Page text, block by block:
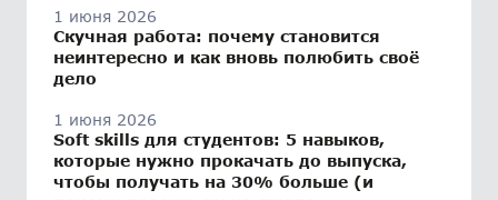
1 июня 2026
Скучная работа: почему становится
неинтересно и как вновь полюбить своё
дело
1 июня 2026
Soft skills для студентов: 5 навыков,
которые нужно прокачать до выпуска,
чтобы получать на 30% больше (и